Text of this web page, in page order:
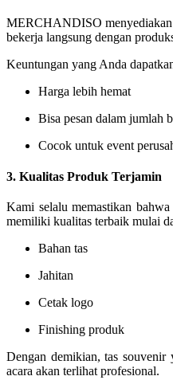
MERCHANDISO
bekerja langsung dengan
Keuntungan yang Anda
Harga lebih hemat
Bisa pesan dalam jumlah
Cocok untuk event
3. Kualitas Produk Terjamin
Kami selalu memastikan
memiliki kualitas terbaik mulai
Bahan tas
Jahitan
Cetak logo
Finishing produk
Dengan demikian, tas souvenir
acara akan terlihat profesional.